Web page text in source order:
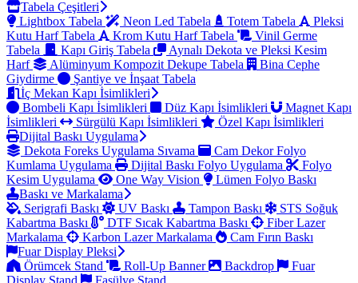
Tabela Çeşitleri
Lightbox Tabela
Neon Led Tabela Totem Tabela
Pleksi
Kutu Harf Tabela
Krom Kutu Harf Tabela
Vinil Germe
Tabela
Kapı Giriş Tabela
Aynalı Dekota ve Pleksi Kesim
Harf
Alüminyum Kompozit Dekupe Tabela
Bina Cephe
Giydirme
Şantiye ve İnşaat Tabela
İç Mekan Kapı İsimlikleri
Bombeli Kapı İsimlikleri
Düz Kapı İsimlikleri
Magnet Kapı
İsimlikleri
Sürgülü Kapı İsimlikleri
Özel Kapı İsimlikleri
Dijital Baskı Uygulama
Dekota Foreks Uygulama Sıvama
Cam Dekor Folyo
Kumlama Uygulama
Dijital Baskı Folyo Uygulama
Folyo
Kesim Uygulama
One Way Vision
Lümen Folyo Baskı
Baskı ve Markalama
Serigrafi Baskı
UV Baskı Tampon Baskı
STS Soğuk
Kabartma Baskı
DTF Sıcak Kabartma Baskı
Fiber Lazer
Markalama
Karbon Lazer Markalama
Cam Fırın Baskı
Fuar Display Pleksi
Örümcek Stand
Roll-Up Banner Backdrop
Fuar
Display Stand
Fasülye Stand